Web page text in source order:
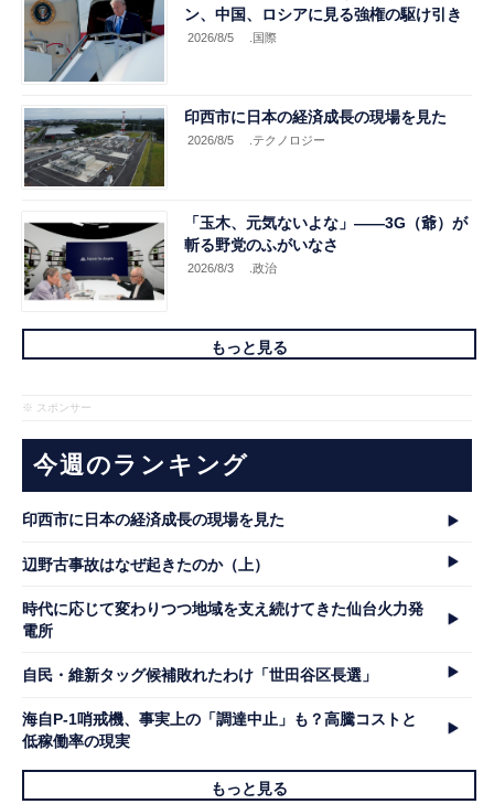
ン、中国、ロシアに見る強権の駆け引き
2026/8/5 .国際
印西市に日本の経済成長の現場を見た
2026/8/5 .テクノロジー
「玉木、元気ないよな」――3G（爺）が
斬る野党のふがいなさ
2026/8/3 .政治
もっと見る
※ スポンサー
今週のランキング
印西市に日本の経済成長の現場を見た
辺野古事故はなぜ起きたのか（上）
時代に応じて変わりつつ地域を支え続けてきた仙台火力発
電所
自民・維新タッグ候補敗れたわけ「世田谷区長選」
海自P-1哨戒機、事実上の「調達中止」も？高騰コストと
低稼働率の現実
もっと見る